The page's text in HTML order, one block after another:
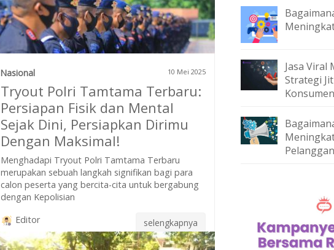
Nasional 10 Mei 2025
Tryout Polri Tamtama Terbaru:
Persiapan Fisik dan Mental
Sejak Dini, Persiapkan Dirimu
Dengan Maksimal!
Menghadapi Tryout Polri Tamtama Terbaru
merupakan sebuah langkah signifikan bagi para
calon peserta yang bercita-cita untuk bergabung
dengan Kepolisian
Editor
selengkapnya
Jasa Viral
Strategi
Konsumen